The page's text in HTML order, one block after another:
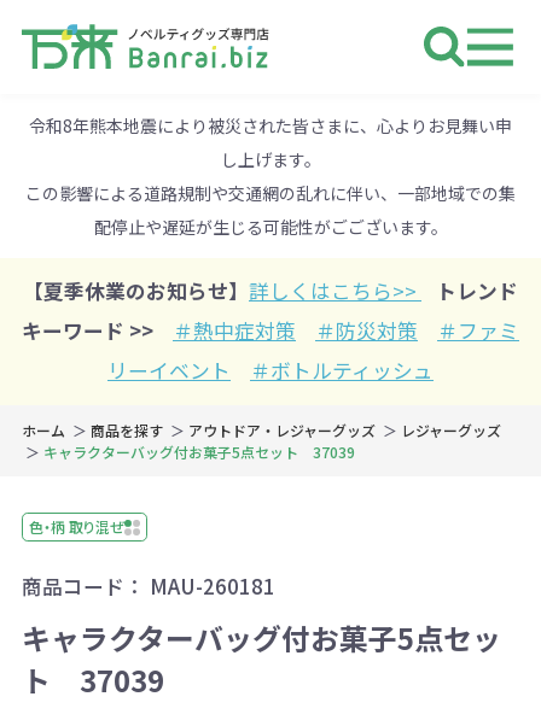
令和8年熊本地震により被災された皆さまに、心よりお見舞い申
し上げます。
この影響による道路規制や交通網の乱れに伴い、一部地域での集
配停止や遅延が生じる可能性がごございます。
【夏季休業のお知らせ】 詳しくはこちら>>
トレンド
キーワード >>
＃熱中症対策 ＃防災対策
＃ファミ
リーイベント
＃ボトルティッシュ
ホーム 商品を探す アウトドア・レジャーグッズ
レジャーグッズ
キャラクターバッグ付お菓子5点セット 37039
色・柄 取り混ぜ
商品コード： MAU-260181
キャラクターバッグ付お菓子5点セッ
ト 37039